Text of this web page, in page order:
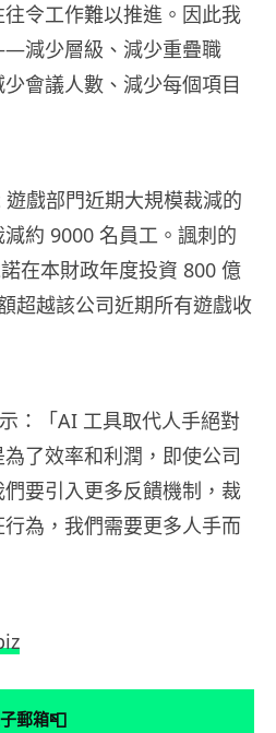
令工作難以推進。因此我
減少層級、減少重疊職
會議人數、減少每個項目
戲部門近期大規模裁減的
約 9000 名員工。諷刺的
在本財政年度投資 800 億
超越該公司近期所有遊戲收
：「AI 工具取代人手絕對
了效率和利潤，即使公司
要引入更多反饋機制，裁
為，我們需要更多人手而
郵箱📮